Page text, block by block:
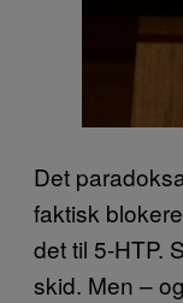
Det
faktisk
det til 5-HTP.
skid. Men –